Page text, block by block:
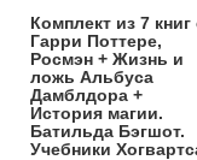
Комплект из 7 книг
Гарри Поттере,
Росмэн + Жизнь и
ложь Альбуса
Дамблдора +
История магии.
Батильда Бэгшот.
Учебники